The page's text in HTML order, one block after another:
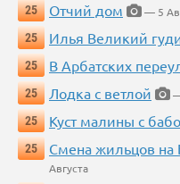
25
Отчий дом
— 5
25
Илья Великий
25
В Арбатских
25
Лодка с ветлой
25
Куст малины с
25
Смена жильцов на
Августа